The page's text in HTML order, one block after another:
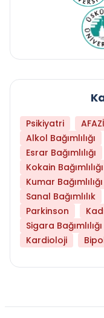
Psikiyatri AFAZİ
Alkol Bağımlılığı
Esrar Bağımlılığı
Kokain Bağımlılığı
Kumar Bağımlılığı
Sanal Bağımlılık
Parkinson
Sigara Bağımlılığı
Kardioloji